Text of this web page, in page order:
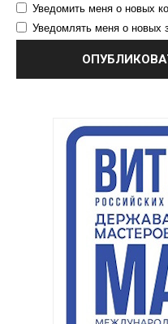
Уведомить меня о новых
Уведомлять меня о новых